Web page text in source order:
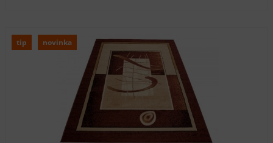
tip novinka